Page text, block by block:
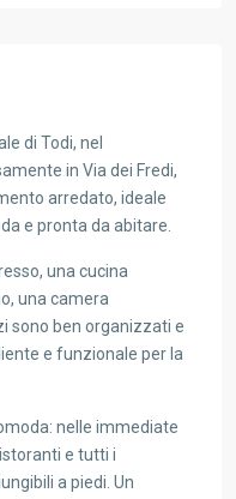
di Todi, nel
in Via dei Fredi,
arredato, ideale
e pronta da abitare.
una cucina
una camera
sono ben organizzati e
e funzionale per la
nelle immediate
e tutti i
a piedi. Un